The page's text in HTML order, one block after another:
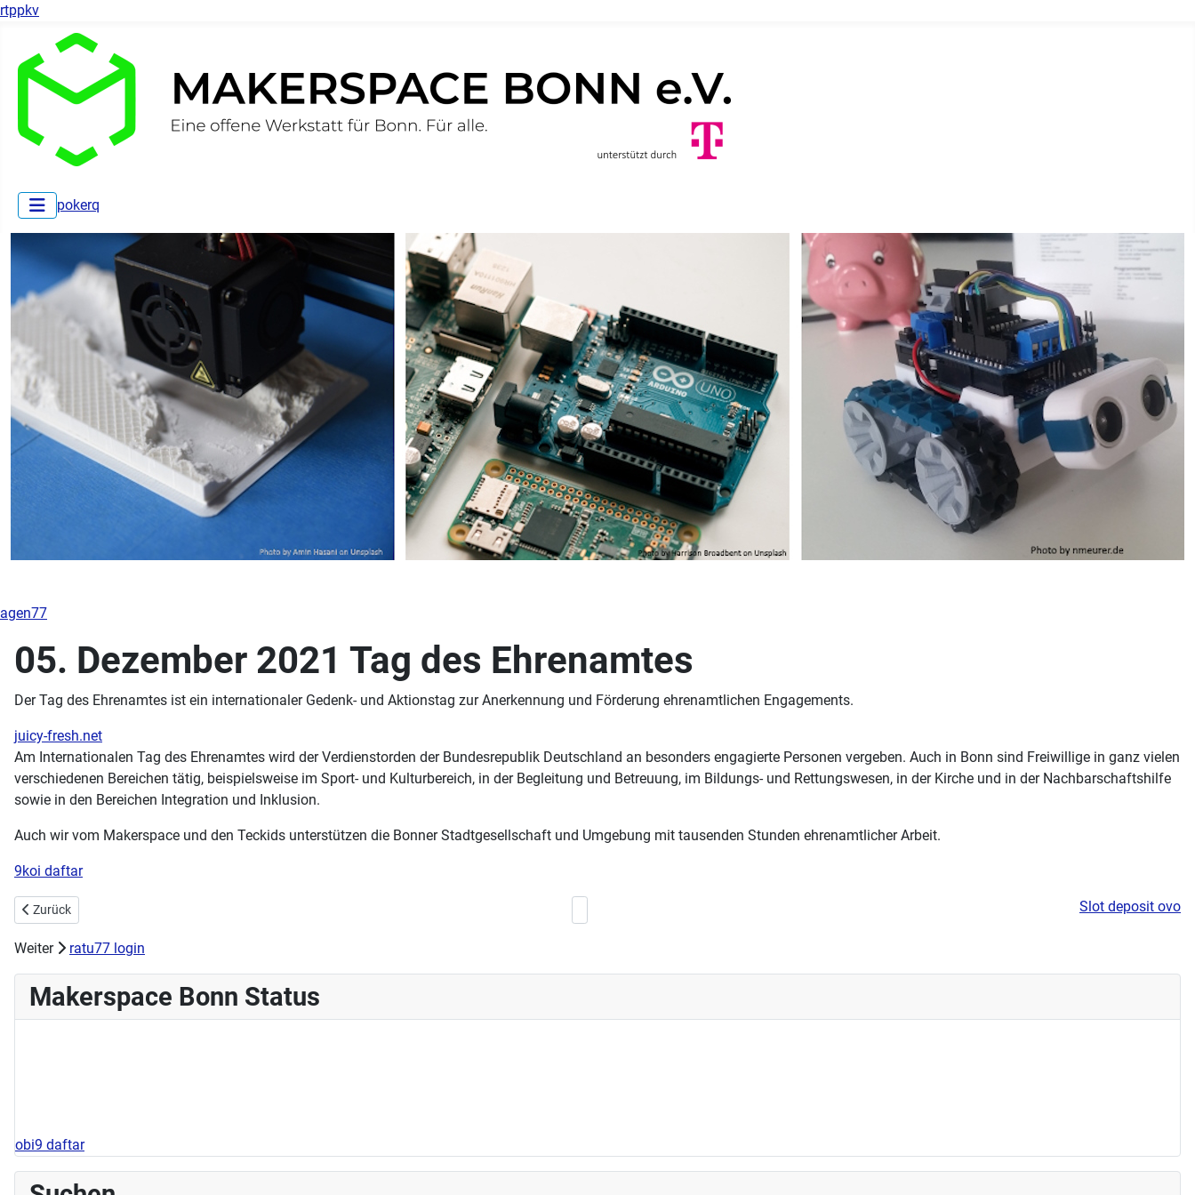
rtppkv
pokerq
agen77
05. Dezember 2021 Tag des Ehrenamtes
Der Tag des Ehrenamtes ist ein internationaler Gedenk- und Aktionstag zur Anerkennung und Förderung ehrenamtlichen Engagements.
juicy-fresh.net
Am Internationalen Tag des Ehrenamtes wird der Verdienstorden der Bundesrepublik Deutschland an besonders engagierte Personen vergeben. Auch in Bonn sind Freiwillige in ganz vielen
verschiedenen Bereichen tätig, beispielsweise im Sport- und Kulturbereich, in der Begleitung und Betreuung, im Bildungs- und Rettungswesen, in der Kirche und in der Nachbarschaftshilfe
sowie in den Bereichen Integration und Inklusion.
Auch wir vom Makerspace und den Teckids unterstützen die Bonner Stadtgesellschaft und Umgebung mit tausenden Stunden ehrenamtlicher Arbeit.
9koi daftar
Vorheriger Beitrag: Handarbeitstreff am 02.01.2022 fällt aus
Zurück Slot deposit ovo
Weiter ratu77 login
Makerspace Bonn Status
obi9 daftar